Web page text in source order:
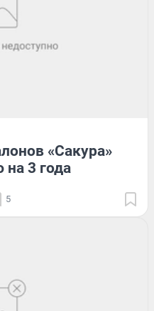
«Сакура»
на 3 года
5